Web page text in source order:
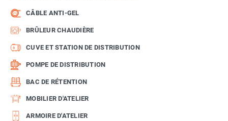
CÂBLE ANTI-GEL
BRÛLEUR CHAUDIÈRE
CUVE ET STATION DE DISTRIBUTION
POMPE DE DISTRIBUTION
BAC DE RÉTENTION
MOBILIER D'ATELIER
ARMOIRE D'ATELIER